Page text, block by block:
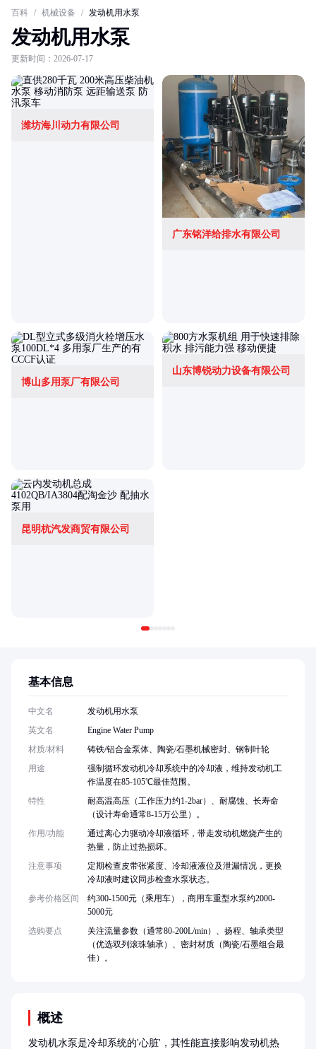
百科 / 机械设备 / 发动机用水泵
发动机用水泵
更新时间：2026-07-17
潍坊海川动力有限公司
广东铭洋给排水有限公司
博山多用泵厂有限公司
山东博锐动力设备有限公司
昆明杭汽发商贸有限公司
概述
发动机水泵是冷却系统的'心脏'，其性能直接影响发动机热
基本信息
中文名
发动机用水泵
英文名
Engine Water Pump
材质/材料
铸铁/铝合金泵体、陶瓷/石墨机械密封、钢制叶轮
用途
强制循环发动机冷却系统中的冷却液，维持发动机工
作温度在85-105℃最佳范围。
特性
耐高温高压（工作压力约1-2bar）、耐腐蚀、长寿命
（设计寿命通常8-15万公里）。
作用/功能
通过离心力驱动冷却液循环，带走发动机燃烧产生的
热量，防止过热损坏。
注意事项
定期检查皮带张紧度、冷却液液位及泄漏情况，更换
冷却液时建议同步检查水泵状态。
参考价格区间
约300-1500元（乘用车），商用车重型水泵约2000-
5000元
选购要点
关注流量参数（通常80-200L/min）、扬程、轴承类型
（优选双列滚珠轴承）、密封材质（陶瓷/石墨组合最
佳）。